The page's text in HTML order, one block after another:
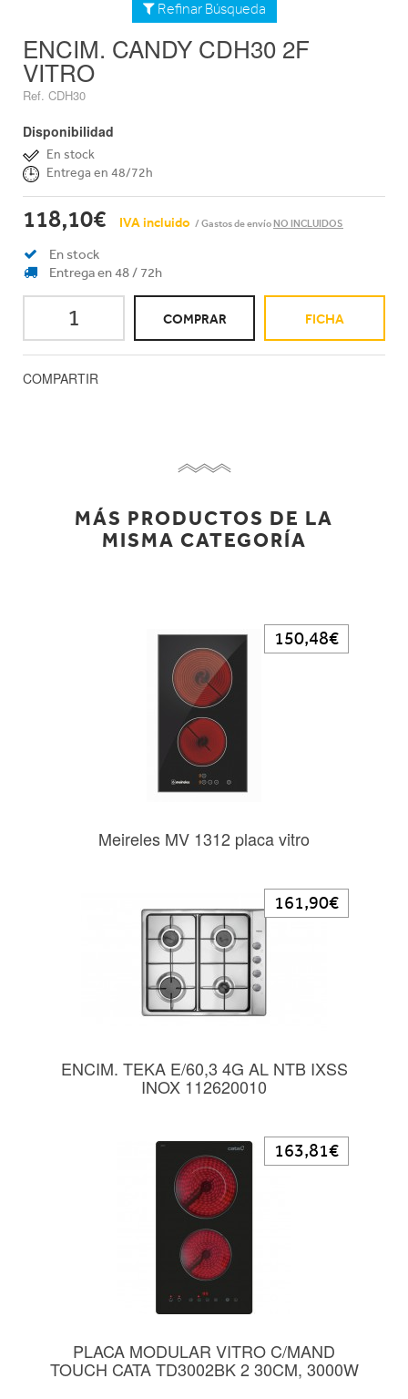
Refinar Búsqueda
ENCIM. CANDY CDH30 2F
VITRO
Ref. CDH30
Disponibilidad
En stock
Entrega en 48/72h
118,10€ IVA incluido / Gastos de envío NO INCLUIDOS
En stock
Entrega en 48 / 72h
COMPRAR FICHA
COMPARTIR
MÁS PRODUCTOS DE LA
MISMA CATEGORÍA
Meireles MV 1312 placa vitro
150,48€
ENCIM. TEKA E/60,3 4G AL NTB IXSS
INOX 112620010
161,90€
PLACA MODULAR VITRO C/MAND
TOUCH CATA TD3002BK 2 30CM, 3000W
163,81€